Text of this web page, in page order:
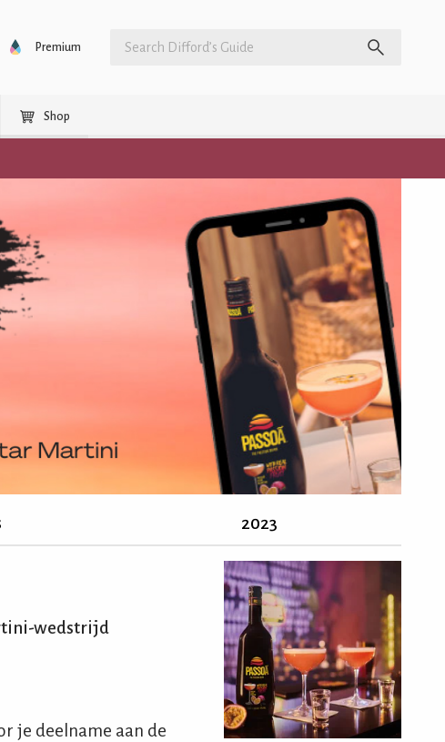
Premium
Shop
2023
wedstrijd
je deelname aan de